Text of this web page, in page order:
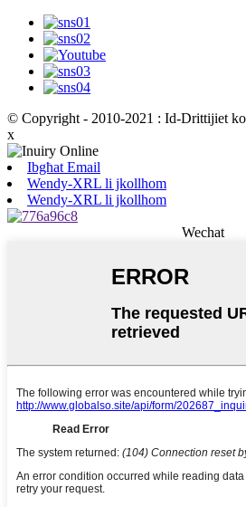
© Copyright - 2010-2021 : Id-Drittijiet
x
Ibgħat Email
Wendy-XRL li jkollhom
Wendy-XRL li jkollhom
Wechat